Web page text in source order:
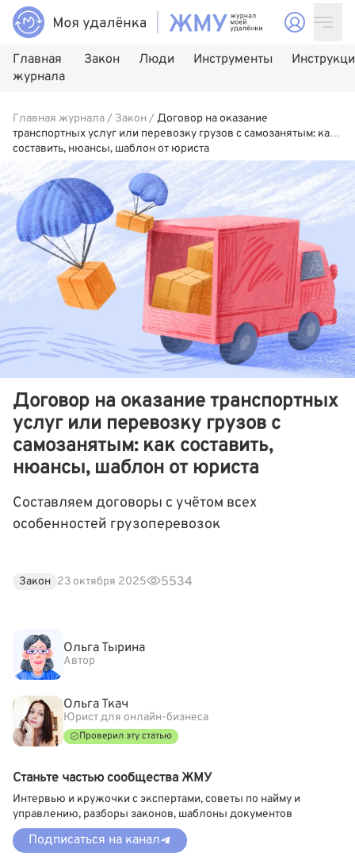
Главная
журнала
Закон Люди Инструменты
Главная журнала/ Закон /Договор на оказание
транспортных услуг или перевозку грузов с самозанятым: как
составить, нюансы, шаблон от юриста
Договор на оказание транспортных
услуг или перевозку грузов с
самозанятым: как составить,
нюансы, шаблон от юриста
Составляем договоры с учётом всех
особенностей грузоперевозок
Закон 23 октября 2025 5534
Ольга Тырина
Автор
Ольга Ткач
Юрист для онлайн-бизнеса
Проверил эту статью
Станьте частью сообщества ЖМУ
Интервью и кружочки с экспертами, советы по найму и
управлению, разборы законов, шаблоны документов
Подписаться на канал